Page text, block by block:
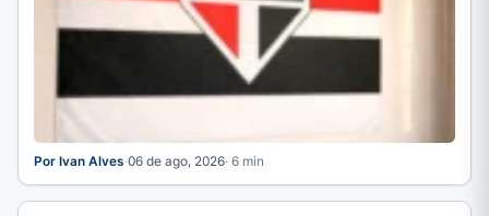
Por Ivan Alves·06 de ago, 2026· 6 min